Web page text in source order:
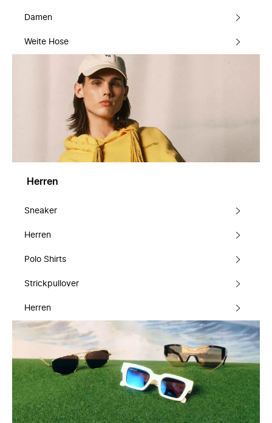
Damen
Weite Hose
Herren
Sneaker
Herren
Polo Shirts
Strickpullover
Herren